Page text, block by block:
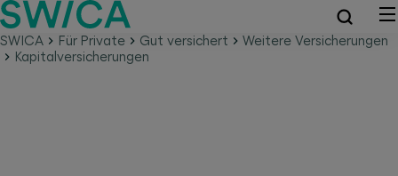
SWICA Für Private Gut versichert
Weitere Versicherungen
Kapitalversicherungen